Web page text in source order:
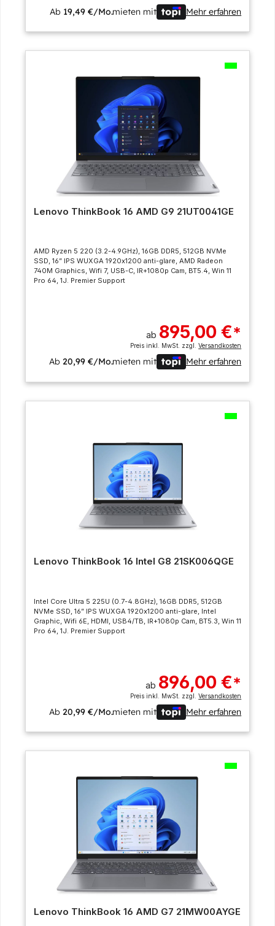
Ab 19,49 €/Mo.mieten mit Mehr erfahren
Lenovo ThinkBook 16 AMD G9 21UT0041GE
AMD Ryzen 5 220 (3.2-4.9GHz), 16GB DDR5, 512GB NVMe
SSD, 16” IPS WUXGA 1920x1200 anti-glare, AMD Radeon
740M Graphics, Wifi 7, USB-C, IR+1080p Cam, BT5.4, Win 11
Pro 64, 1J. Premier Support
ab 895,00 €*
Preis inkl. MwSt. zzgl.Versandkosten
Ab20,99 €/Mo.mieten mit Mehr erfahren
Lenovo ThinkBook 16 Intel G8 21SK006QGE
Intel Core Ultra 5 225U (0.7-4.8GHz), 16GB DDR5, 512GB
NVMe SSD, 16” IPS WUXGA 1920x1200 anti-glare, Intel
Graphic, Wifi 6E, HDMI, USB4/TB, IR+1080p Cam, BT5.3, Win 11
Pro 64, 1J. Premier Support
ab 896,00 €*
Preis inkl. MwSt. zzgl.Versandkosten
Ab20,99 €/Mo.mieten mit Mehr erfahren
Lenovo ThinkBook 16 AMD G7 21MW00AYGE